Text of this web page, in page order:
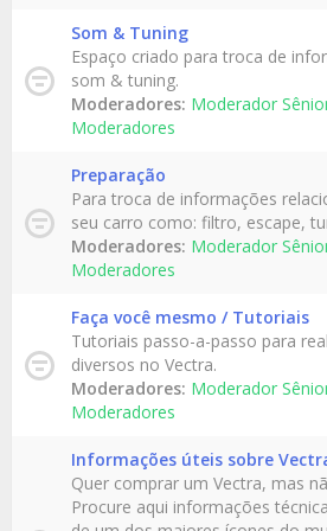
Som & Tuning
Espaço criado para troca de
som & tuning.
Moderadores: Moderador
Moderadores
Preparação
Para troca de informações
seu carro como: filtro, escape,
Moderadores: Moderador
Moderadores
Faça você mesmo / Tutoriais
Tutoriais passo-a-passo para
diversos no Vectra.
Moderadores: Moderador
Moderadores
Informações úteis sobre
Quer comprar um Vectra, mas
Procure aqui informações